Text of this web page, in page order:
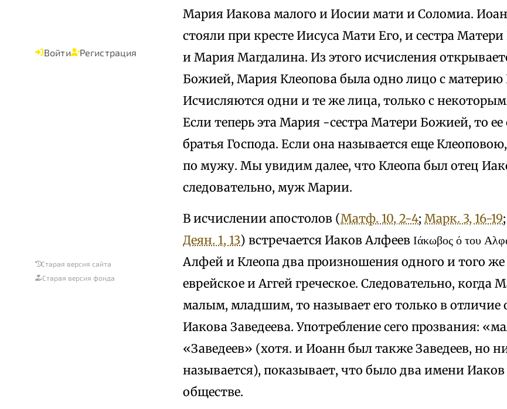
Войти Регистрация
Старая версия сайта
Старая версия фонда
Мария Иакова малого и Иосии мати и Соломиа.
стояли при кресте Иисуса Мати Его, и сестра
и Мария Магдалина. Из этого исчисления
Божией, Мария Клеопова была одно лицо с
Исчисляются одни и те же лица, только с
Если теперь эта Мария -сестра Матери Божией, то
братья Господа. Если она называется еще
по мужу. Мы увидим далее, что Клеопа был отец
следовательно, муж Марии.
В исчислении апостолов (Матф. 10, 2-4; Марк. 3, 16-19;
Деян. 1, 13) встречается Иаков Алфеев Ιάκωβος ό του
Алфей и Клеопа два произношения одного и того
еврейское и Аггей греческое. Следовательно, когда
малым, младшим, то называет его только в отличие
Иакова Заведеева. Употребление сего прозвания:
«Заведеев» (хотя. и Иоанн был также Заведеев, но
называется), показывает, что было два имени
обществе.